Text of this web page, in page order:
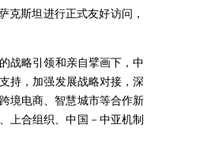
克斯坦进行正式友好访问，
战略引领和亲自擘画下，中
持，加强发展战略对接，深
境电商、智慧城市等合作新
上合组织、中国－中亚机制